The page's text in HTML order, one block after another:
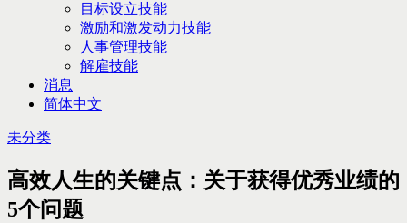
目标设立技能
激励和激发动力技能
人事管理技能
解雇技能
消息
简体中文
未分类
高效人生的关键点：关于获得优秀业绩的
5个问题